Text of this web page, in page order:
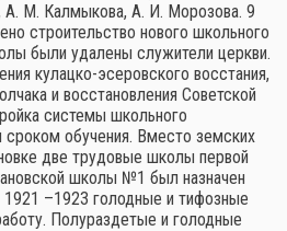
А. М. Калмыкова, А. И. Морозова. 9
строительство нового школьного
были удалены служители церкви.
кулацко-эсеровского восстания,
и восстановления Советской
системы школьного
сроком обучения. Вместо земских
две трудовые школы первой
школы №1 был назначен
–1923 голодные и тифозные
Полураздетые и голодные